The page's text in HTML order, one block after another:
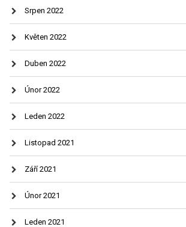
Srpen 2022
Květen 2022
Duben 2022
Únor 2022
Leden 2022
Listopad 2021
Září 2021
Únor 2021
Leden 2021